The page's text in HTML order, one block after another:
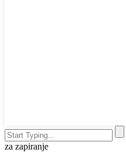
za zapiranje